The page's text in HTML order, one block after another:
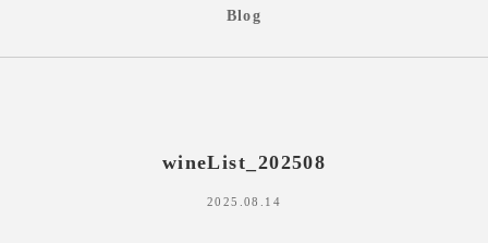
Blog
wineList_202508
2025.08.14